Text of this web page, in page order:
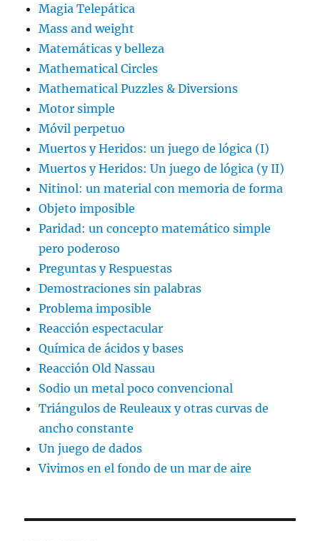
Magia Telepática
Mass and weight
Matemáticas y belleza
Mathematical Circles
Mathematical Puzzles & Diversions
Motor simple
Móvil perpetuo
Muertos y Heridos: un juego de lógica (I)
Muertos y Heridos: Un juego de lógica (y II)
Nitinol: un material con memoria de forma
Objeto imposible
Paridad: un concepto matemático simple
pero poderoso
Preguntas y Respuestas
Demostraciones sin palabras
Problema imposible
Reacción espectacular
Química de ácidos y bases
Reacción Old Nassau
Sodio un metal poco convencional
Triángulos de Reuleaux y otras curvas de
ancho constante
Un juego de dados
Vivimos en el fondo de un mar de aire